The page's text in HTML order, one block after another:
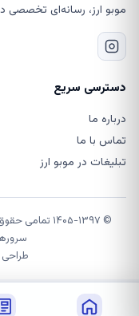
موبو ارز، رسانه‌ای تخصصی
دسترسی سریع
درباره ما
تماس با ما
تبلیغات در موبو ارز
© ۱۴۰۵-۱۳۹۷